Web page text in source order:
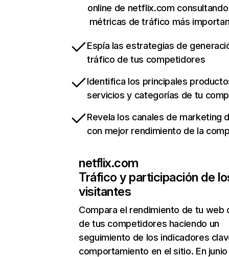
online de netflix.com
métricas de tráfico más
Espía las estrategias de
tráfico de tus competidores
Identifica los principales
servicios y categorías de tu
Revela los canales de marketing
con mejor rendimiento de la
netflix.com
Tráfico y participación de
visitantes
Compara el rendimiento de tu web
de tus competidores haciendo un
seguimiento de los indicadores
comportamiento en el sitio. En junio